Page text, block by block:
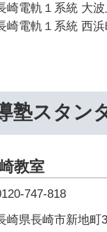
崎電軌１系統 大
崎電軌１系統 西
塾スタン
教室
747-818
崎県長崎市新地町